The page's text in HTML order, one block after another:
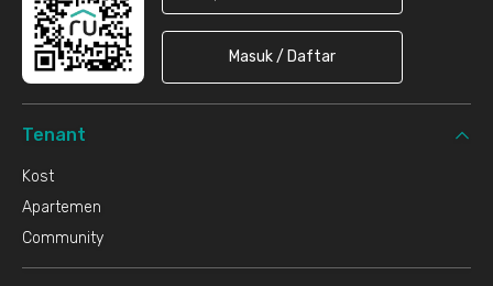
Masuk / Daftar
Tenant
Kost
Apartemen
Community